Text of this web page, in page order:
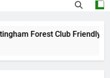
Forest Club Friendly Dini